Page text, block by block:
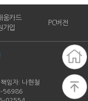
움카드
가입
PC버전
임자: 나현철
56986